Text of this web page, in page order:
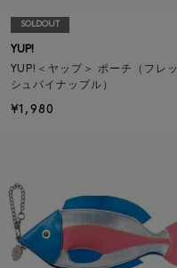
SOLDOUT
YUP!
YUP!＜ヤップ＞ ポーチ（フレッ
シュパイナップル）
¥1,980